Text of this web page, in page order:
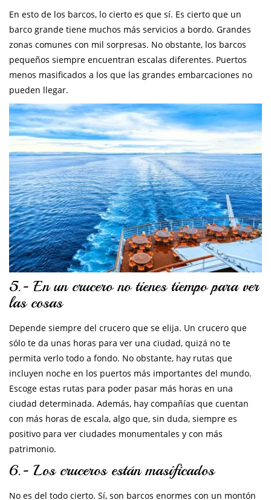
En esto de los barcos, lo cierto es que sí. Es cierto que un
barco grande tiene muchos más servicios a bordo. Grandes
zonas comunes con mil sorpresas. No obstante, los barcos
pequeños siempre encuentran escalas diferentes. Puertos
menos masificados a los que las grandes embarcaciones no
pueden llegar.
5.- En un crucero no tienes tiempo para ver
las cosas
Depende siempre del crucero que se elija. Un crucero que
sólo te da unas horas para ver una ciudad, quizá no te
permita verlo todo a fondo. No obstante, hay rutas que
incluyen noche en los puertos más importantes del mundo.
Escoge estas rutas para poder pasar más horas en una
ciudad determinada. Además, hay compañías que cuentan
con más horas de escala, algo que, sin duda, siempre es
positivo para ver ciudades monumentales y con más
patrimonio.
6.- Los cruceros están masificados
No es del todo cierto. Sí, son barcos enormes con un montón